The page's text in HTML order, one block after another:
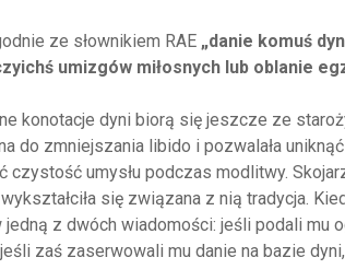
ze słownikiem RAE „danie komuś
umizgów miłosnych lub oblanie
konotacje dyni biorą się jeszcze ze
do zmniejszania libido i pozwalała
czystość umysłu podczas modlitwy.
się związana z nią tradycja.
z dwóch wiadomości: jeśli podali mu
zaś zaserwowali mu danie na bazie